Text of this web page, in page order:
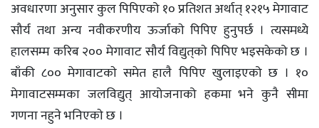
अवधारणा अनुसार कुल पिपिएको १० प्रतिशत अर्थात् १२१५ मेगावाट
सौर्य तथा अन्य नवीकरणीय ऊर्जाकाे पिपिए हुनुपर्छ । त्यसमध्ये
हालसम्म करिब २०० मेगावाट सौर्य विद्युत्‌काे पिपिए भइसकेको छ ।
बाँकी ८०० मेगावाटकाे समेत हालै पिपिए खुलाइएको छ । १०
मेगावाटसम्मका जलविद्युत् आयोजनाको हकमा भने कुनै सीमा
गणना नहुने भनिएकाे छ ।